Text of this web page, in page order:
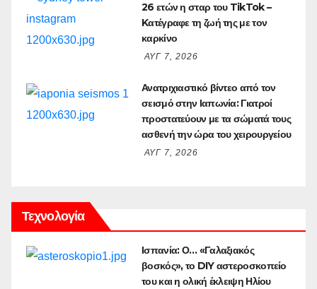
26 ετών η σταρ του TikTok –
Kατέγραφε τη ζωή της με τον
καρκίνο
ΑΥΓ 7, 2026
Ανατριχιαστικό βίντεο από τον
σεισμό στην Ιαπωνία: Γιατροί
προστατεύουν με τα σώματά τους
ασθενή την ώρα του χειρουργείου
ΑΥΓ 7, 2026
Τεχνολογία
Ισπανία: Ο… «Γαλαξιακός
βοσκός», το DIY αστεροσκοπείο
του και η ολική έκλειψη Ηλίου